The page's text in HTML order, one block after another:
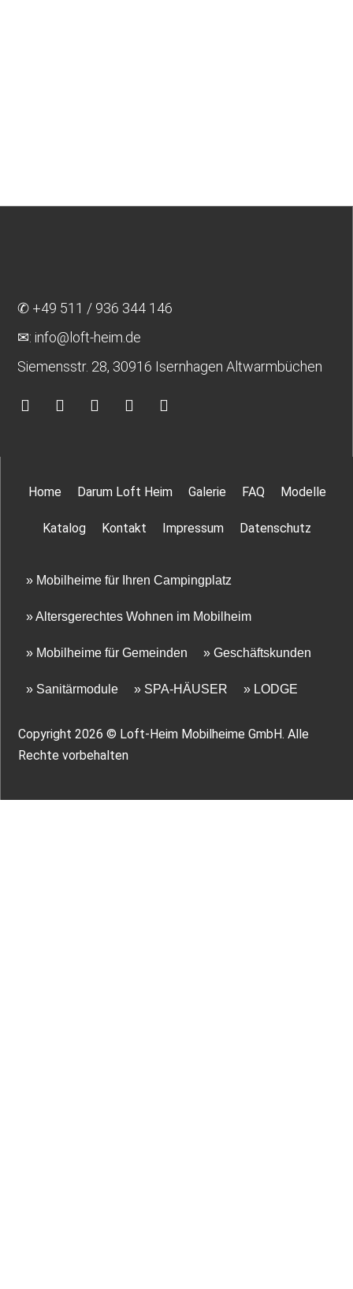
✆ +49 511 / 936 344 146
✉︎: info@loft-heim.de
Siemensstr. 28, 30916 Isernhagen Altwarmbüchen
Home Darum Loft Heim Galerie FAQ Modelle
Katalog Kontakt Impressum Datenschutz
» Mobilheime für Ihren Campingplatz
» Altersgerechtes Wohnen im Mobilheim
» Mobilheime für Gemeinden » Geschäftskunden
» Sanitärmodule » SPA-HÄUSER » LODGE
Copyright 2026 © Loft-Heim Mobilheime GmbH. Alle
Rechte vorbehalten